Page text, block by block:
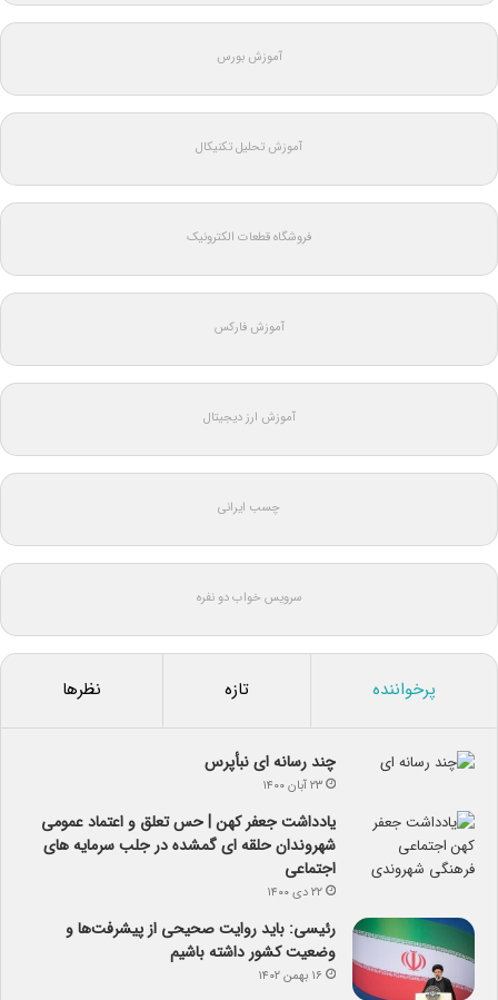
آموزش بورس
آموزش تحلیل تکنیکال
فروشگاه قطعات الکترونیک
آموزش فارکس
آموزش ارز دیجیتال
چسب ایرانی
سرویس خواب دو نفره
پرخواننده تازه نظرها
چند رسانه ای نبأپرس
۲۳ آبان ۱۴۰۰
یادداشت جعفر کهن | حس تعلق و اعتماد عمومی
شهروندان حلقه ای گمشده در جلب سرمایه های
اجتماعی
۲۲ دی ۱۴۰۰
رئیسی: باید روایت صحیحی از پیشرفت‌ها و
وضعیت کشور داشته باشیم
۱۶ بهمن ۱۴۰۲